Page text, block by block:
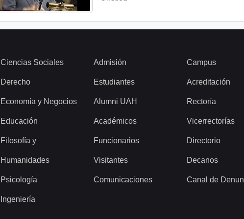
Ciencias Sociales
Derecho
Economía y Negocios
Educación
Filosofía y
Humanidades
Psicología
Ingeniería
Admisión
Estudiantes
Alumni UAH
Académicos
Funcionarios
Visitantes
Comunicaciones
Campus
Acreditación
Rectoría
Vicerrectorías
Directorio
Decanos
Canal de